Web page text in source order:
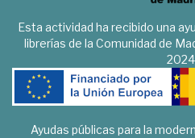
Esta actividad ha recibido una
librerías de la Comunidad de
2024
Ayudas públicas para la